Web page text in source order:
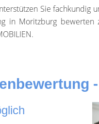
Sie
in Moritzburg